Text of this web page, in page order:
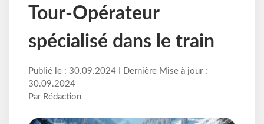
Tour-Opérateur
spécialisé dans le train
Publié le : 30.09.2024 I Dernière Mise à jour :
30.09.2024
Par Rédaction